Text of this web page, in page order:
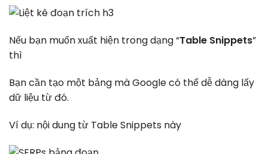
Nếu bạn muốn xuất hiện trong dạng “Table Snippets”
thì
Bạn cần tạo một bảng mà Google có thể dễ dàng lấy
dữ liệu từ đó.
Ví dụ: nội dung từ Table Snippets này